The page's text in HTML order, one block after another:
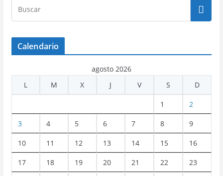
Calendario
agosto 2026
L
M X J V S D
1 2
3 4 5 6 7 8 9
10 11 12 13 14 15 16
17 18 19 20 21 22 23